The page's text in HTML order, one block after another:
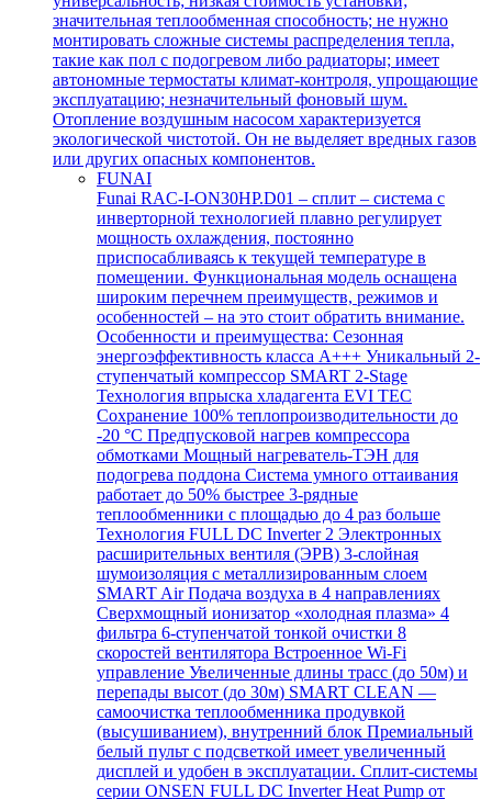
значительная теплообменная способность; не нужно
монтировать сложные системы распределения тепла,
такие как пол с подогревом либо радиаторы; имеет
автономные термостаты климат-контроля, упрощающие
эксплуатацию; незначительный фоновый шум.
Отопление воздушным насосом характеризуется
экологической чистотой. Он не выделяет вредных газов
или других опасных компонентов.
FUNAI
Funai RAC-I-ON30HP.D01 – сплит – система с
инверторной технологией плавно регулирует
мощность охлаждения, постоянно
приспосабливаясь к текущей температуре в
помещении. Функциональная модель оснащена
широким перечнем преимуществ, режимов и
особенностей – на это стоит обратить внимание.
Особенности и преимущества: Сезонная
энергоэффективность класса А+++ Уникальный 2-
ступенчатый компрессор SMART 2-Stage
Технология впрыска хладагента EVI TEC
Сохранение 100% теплопроизводительности до
-20 °C Предпусковой нагрев компрессора
обмотками Мощный нагреватель-ТЭН для
подогрева поддона Система умного оттаивания
работает до 50% быстрее 3-рядные
теплообменники с площадью до 4 раз больше
Технология FULL DC Inverter 2 Электронных
расширительных вентиля (ЭРВ) 3-слойная
шумоизоляция с металлизированным слоем
SMART Air Подача воздуха в 4 направлениях
Сверхмощный ионизатор «холодная плазма» 4
фильтра 6-ступенчатой тонкой очистки 8
скоростей вентилятора Встроенное Wi-Fi
управление Увеличенные длины трасс (до 50м) и
перепады высот (до 30м) SMART CLEAN —
самоочистка теплообменника продувкой
(высушиванием), внутренний блок Премиальный
белый пульт с подсветкой имеет увеличенный
дисплей и удобен в эксплуатации. Сплит-системы
серии ONSEN FULL DC Inverter Heat Pump от